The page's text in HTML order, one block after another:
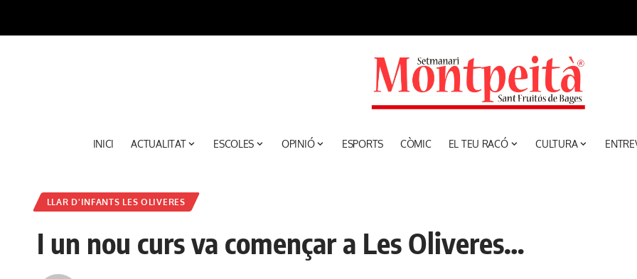
INICI ACTUALITAT ESCOLES OPINIÓ ESPORTS CÒMIC EL TEU RACÓ CULTURA
LLAR D'INFANTS LES OLIVERES
I un nou curs va començar a Les Oliveres…